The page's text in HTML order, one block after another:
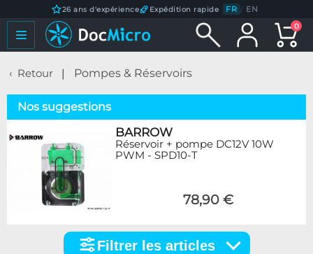
26 ans d'expérience Expédition rapide FR / EN
0
Retour Pompes & Réservoirs
Nos suggestions
BARROW
Réservoir + pompe DC12V 10W
PWM - SPD10-T
78,90 €
Filtrer les articles